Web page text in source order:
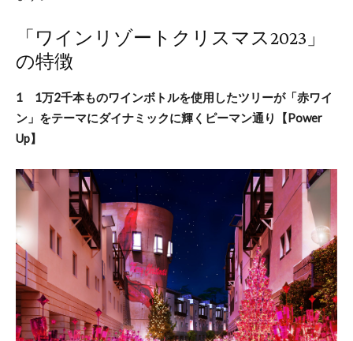
「ワインリゾートクリスマス2023」
の特徴
1 1万2千本ものワインボトルを使用したツリーが「赤ワイ
ン」をテーマにダイナミックに輝くピーマン通り【Power
Up】